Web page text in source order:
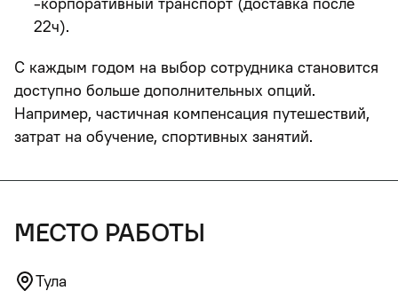
22ч).
С каждым годом на выбор сотрудника становится
доступно больше дополнительных опций.
Например, частичная компенсация путешествий,
затрат на обучение, спортивных занятий.
место работы
Тула